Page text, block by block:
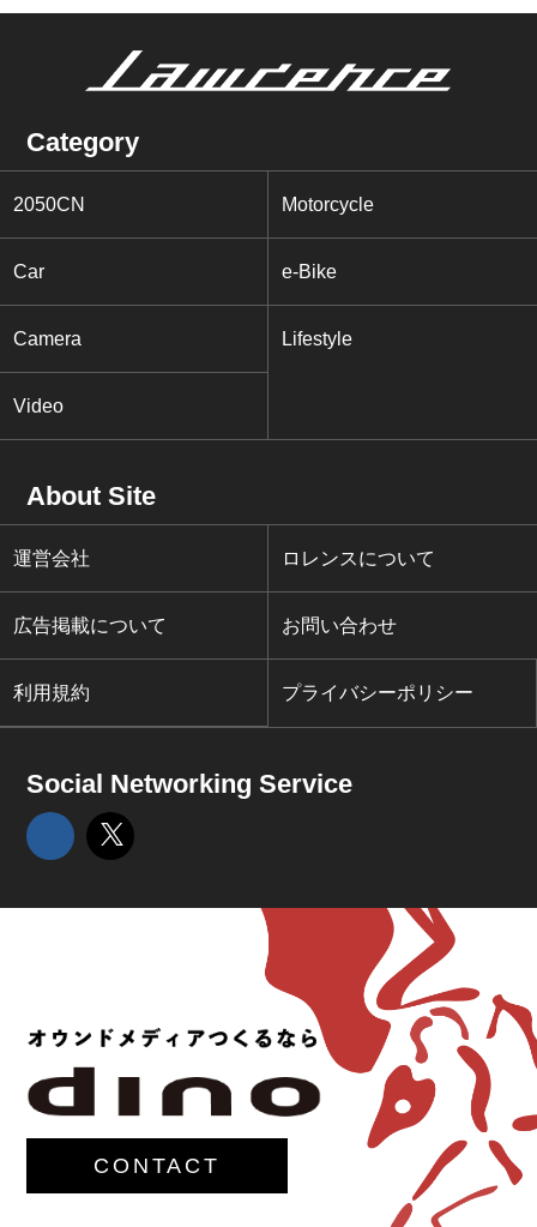
Category
2050CN Motorcycle
Car e-Bike
Camera Lifestyle
Video
About Site
運営会社 ロレンスについて
広告掲載について お問い合わせ
利用規約 プライバシーポリシー
Social Networking Service
CONTACT